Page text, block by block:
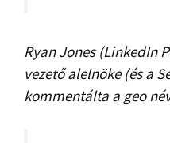
Ryan Jones (LinkedIn
vezető alelnöke (és a
kommentálta a geo